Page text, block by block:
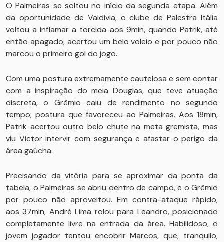
O Palmeiras se soltou no início da segunda etapa. Além
da oportunidade de Valdivia, o clube de Palestra Itália
voltou a inflamar a torcida aos 9min, quando Patrik, até
então apagado, acertou um belo voleio e por pouco não
marcou o primeiro gol do jogo.
Com uma postura extremamente cautelosa e sem contar
com a inspiração do meia Douglas, que teve atuação
discreta, o Grêmio caiu de rendimento no segundo
tempo; postura que favoreceu ao Palmeiras. Aos 18min,
Patrik acertou outro belo chute na meta gremista, mas
viu Victor intervir com segurança e afastar o perigo da
área gaúcha.
Precisando da vitória para se aproximar da ponta da
tabela, o Palmeiras se abriu dentro de campo, e o Grêmio
por pouco não aproveitou. Em contra-ataque rápido,
aos 37min, André Lima rolou para Leandro, posicionado
completamente livre na entrada da área. Habilidoso, o
jovem jogador tentou encobrir Marcos, que, tranquilo,